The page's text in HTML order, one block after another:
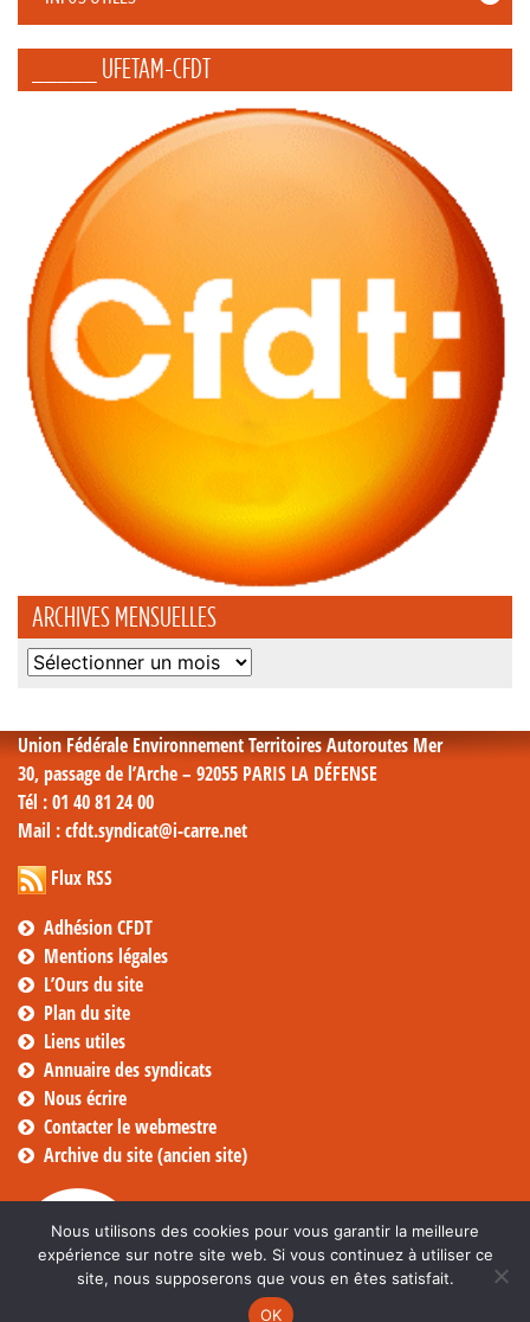
_____ UFETAM-CFDT
ARCHIVES MENSUELLES
Archives
Union Fédérale Environnement Territoires Autoroutes Mer
30, passage de l’Arche – 92055 PARIS LA DÉFENSE
Tél : 01 40 81 24 00
Mail : cfdt.syndicat@i-carre.net
Flux RSS
Adhésion CFDT
Mentions légales
L’Ours du site
Plan du site
Liens utiles
Annuaire des syndicats
Nous écrire
Contacter le webmestre
Archive du site (ancien site)
Nous utilisons des cookies pour vous garantir la meilleure
expérience sur notre site web. Si vous continuez à utiliser ce
site, nous supposerons que vous en êtes satisfait.
OK